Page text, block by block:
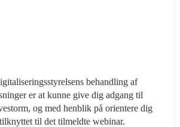
behandling af
er at kunne give dig adgang til
og med henblik på orientere dig
til det tilmeldte webinar.